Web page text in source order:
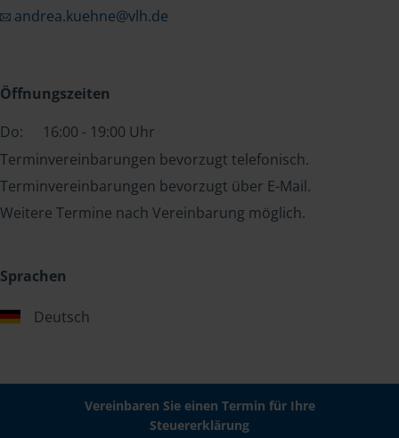
andrea.kuehne@vlh.de
Öffnungszeiten
Do:
16:00 - 19:00 Uhr
Terminvereinbarungen bevorzugt telefonisch.
Terminvereinbarungen bevorzugt über E-Mail.
Weitere Termine nach Vereinbarung möglich.
Sprachen
Deutsch
Vereinbaren Sie einen Termin für Ihre
Steuererklärung